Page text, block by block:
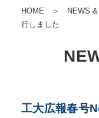
HOME ＞ NEWS
行しました
工大広報春号